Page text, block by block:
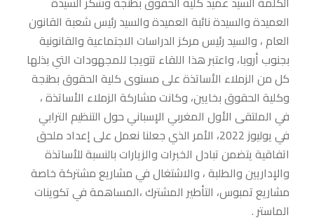
العميدة والسيدة نائبة العميدة والسيد رئيس شعبة القانون
العام ، والسيد رئيس مركز الدراسات الاجتماعية والقانونية
بجنوب أروبا، واعتبر هذا اللقاء تتويجا للمجهودات التي بذلها
كل من الزملاء الأساتذة على مستوى كلية الحقوق بطنجة
وكلية الحقوق بخايين، وكانت مشاركة الزملاء الأساتذة ،
في الملتقى الأول المغربي الإسباني حول التنظيم الترابي
في يوليوز 2022، الأمر الذي جعلنا نعمل على إعداد ملحق
اتفاقية يتضمن تبادل الخبرات والزيارات بالنسبة للأساتذة
والإداريين والطلبة ، والاشتغال في مشاريع مشتركة خاصة
مشاريع تمبوس، التأطير المشترك ،المساهمة في تكوينات
الماستر .